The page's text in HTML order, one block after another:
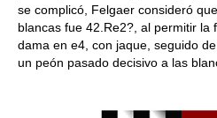
se complicó, Felgaer consideró
blancas fue 42.Re2?, al permitir la
dama en e4, con jaque, seguido
un peón pasado decisivo a las